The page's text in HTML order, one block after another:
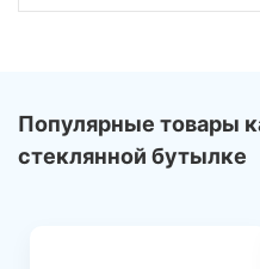
Популярные товары
стеклянной бутылке